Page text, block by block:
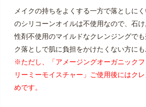
メイクの持ちをよくする一方で落としに
のシリコーンオイルは不使用なので、石
性剤不使用のマイルドなクレンジングで
ク落としで肌に負担をかけたくない方にも
※ただし、「アメージングオーガニック
リーミーモイスチャー」ご使用後にはク
めです。